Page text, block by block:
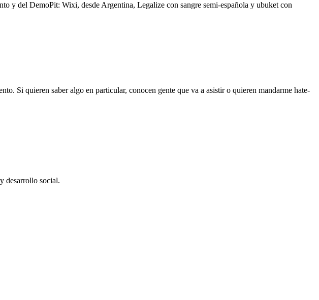
y del DemoPit: Wixi, desde Argentina, Legalize con sangre semi-española y ubuket con
Si quieren saber algo en particular, conocen gente que va a asistir o quieren mandarme hate-
desarrollo social.